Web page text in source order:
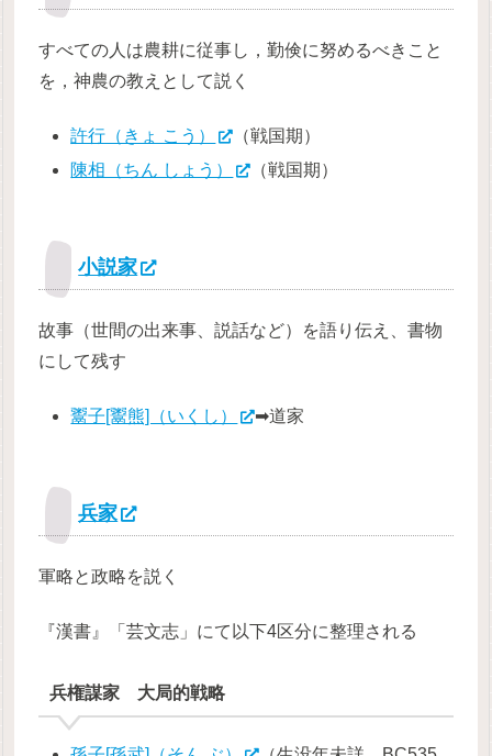
すべての人は農耕に従事し，勤倹に努めるべきこと
を，神農の教えとして説く
許行（きょ こう）
（戦国期）
陳相（ちん しょう）
（戦国期）
小説家
故事（世間の出来事、説話など）を語り伝え、書物
にして残す
鬻子[鬻熊]（いくし） ➡道家
兵家
軍略と政略を説く
『漢書』「芸文志」にて以下4区分に整理される
兵権謀家 大局的戦略